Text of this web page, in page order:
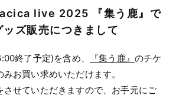
live 2025 『集う鹿』で
ズ販売につきまして
終了予定)を含め、 『集う鹿』 のチケ
お買い求めいただけます。
させていただきますので、お手元にご